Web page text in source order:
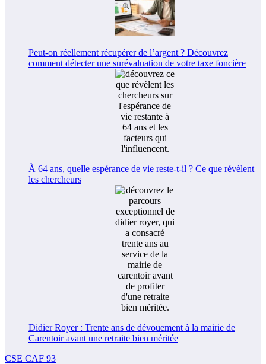
Peut-on réellement récupérer de l’argent ? Découvrez
comment détecter une surévaluation de votre taxe foncière
À 64 ans, quelle espérance de vie reste-t-il ? Ce que révèlent
les chercheurs
Didier Royer : Trente ans de dévouement à la mairie de
Carentoir avant une retraite bien méritée
CSE CAF 93